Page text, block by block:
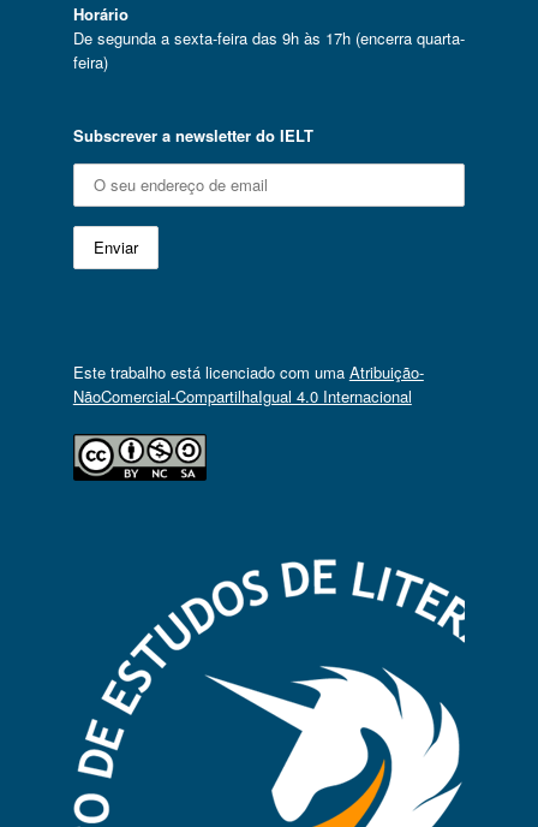
Horário
De segunda a sexta-feira das 9h às 17h (encerra quarta-
feira)
Subscrever a newsletter do IELT
Este trabalho está licenciado com uma Atribuição-
NãoComercial-CompartilhaIgual 4.0 Internacional